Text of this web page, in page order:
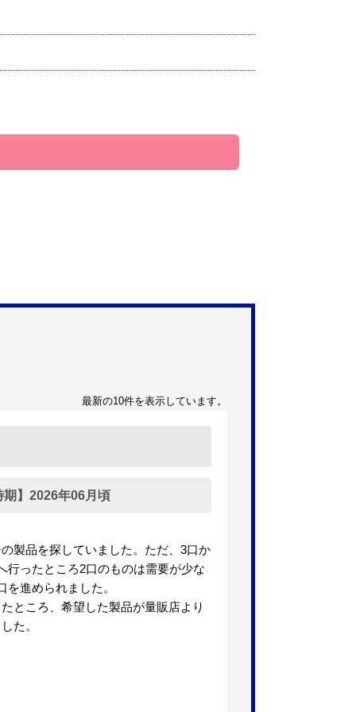
最新の10件を表示しています。
】2026年06月頃
製品を探していました。ただ、3口か
行ったところ2口のものは需要が少な
進められました。
ところ、希望した製品が量販店より
た。